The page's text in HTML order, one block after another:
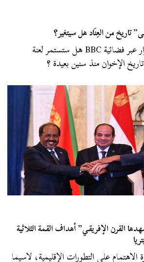
تاريخ من العِنَاد هل سيتغير؟
بعد كلام حلمي الجزار عبر فضائية BBC هل ستستمر لعنة
الإخوان منذ سنين بعيدة ؟
القرن الإفريقي” أهداف القمة الثلاثية
على التطورات الإقليمية، لاسيما